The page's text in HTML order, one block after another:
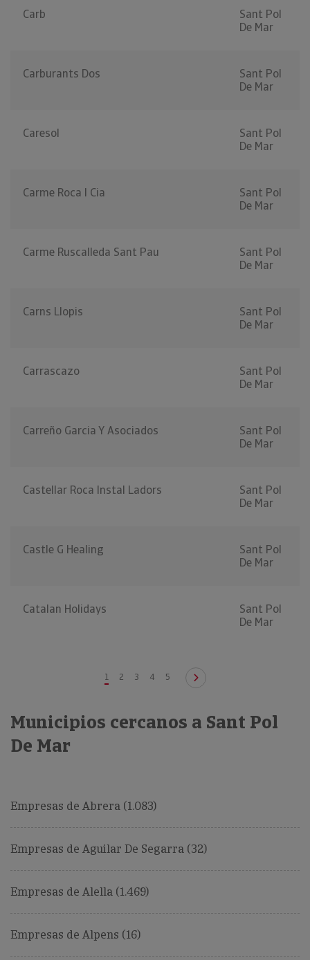
Carb
Sant Pol
De Mar
Carburants Dos
Sant Pol
De Mar
Caresol
Sant Pol
De Mar
Carme Roca I Cia
Sant Pol
De Mar
Carme Ruscalleda Sant Pau
Sant Pol
De Mar
Carns Llopis
Sant Pol
De Mar
Carrascazo
Sant Pol
De Mar
Carreño Garcia Y Asociados
Sant Pol
De Mar
Castellar Roca Instal Ladors
Sant Pol
De Mar
Castle G Healing
Sant Pol
De Mar
Catalan Holidays
Sant Pol
De Mar
1 2 3 4 5
Municipios cercanos a Sant Pol
De Mar
Empresas de Abrera (1.083)
Empresas de Aguilar De Segarra (32)
Empresas de Alella (1.469)
Empresas de Alpens (16)